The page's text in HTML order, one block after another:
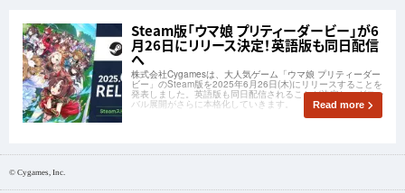
Steam版「ウマ娘 プリティーダービー」が6
月26日にリリース決定！英語版も同日配信
へ
株式会社Cygamesは、大人気ゲーム「ウマ娘 プリティーダー
ビー」のSteam版を2025年6月26日(木)にリリースすることを
発表しました。英語版も同日配信されることが決定し、グロー
バル展開がさらに本格化していきます。 Read more
© Cygames, Inc.